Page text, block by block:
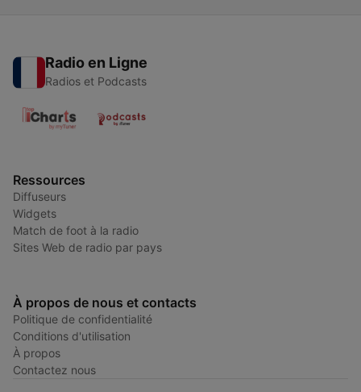
Radio en Ligne
Radios et Podcasts
Ressources
Diffuseurs
Widgets
Match de foot à la radio
Sites Web de radio par pays
À propos de nous et contacts
Politique de confidentialité
Conditions d'utilisation
À propos
Contactez nous